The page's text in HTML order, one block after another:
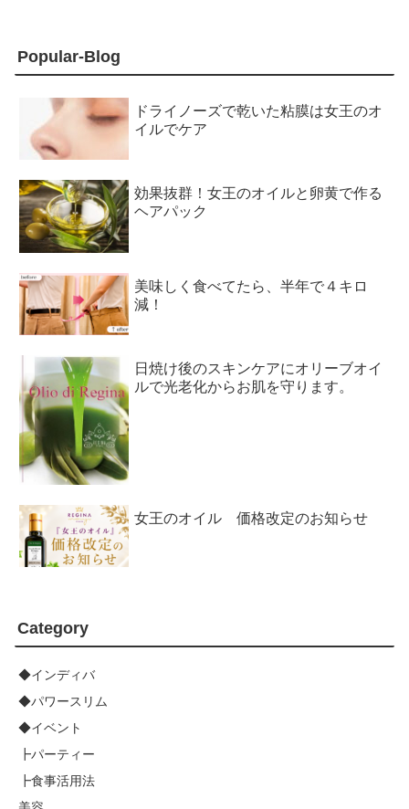
Popular-Blog
ドライノーズで乾いた粘膜は女王のオ
イルでケア
効果抜群！女王のオイルと卵黄で作る
ヘアパック
美味しく食べてたら、半年で４キロ
減！
日焼け後のスキンケアにオリーブオイ
ルで光老化からお肌を守ります。
女王のオイル 価格改定のお知らせ
Category
◆インディバ
◆パワースリム
◆イベント
┣パーティー
┣食事活用法